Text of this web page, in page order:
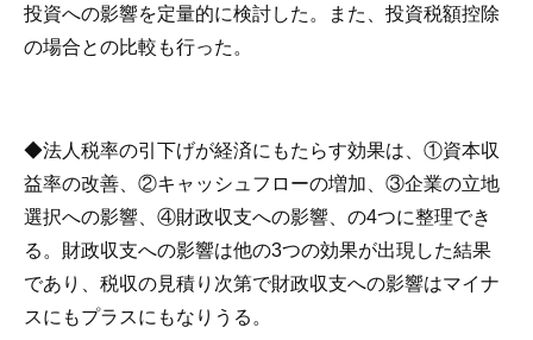
投資への影響を定量的に検討した。また、投資税額控除
の場合との比較も行った。
◆法人税率の引下げが経済にもたらす効果は、①資本収
益率の改善、②キャッシュフローの増加、③企業の立地
選択への影響、④財政収支への影響、の4つに整理でき
る。財政収支への影響は他の3つの効果が出現した結果
であり、税収の見積り次第で財政収支への影響はマイナ
スにもプラスにもなりうる。